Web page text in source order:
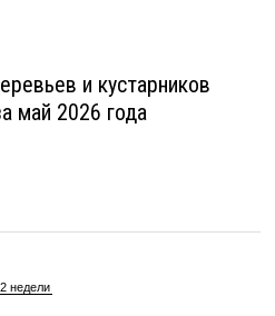
и кустарников
май 2026 года